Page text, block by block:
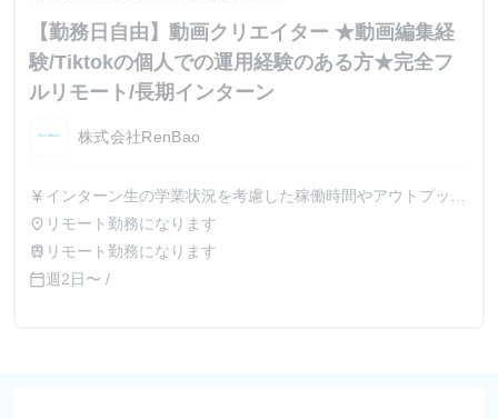
【勤務日自由】動画クリエイター ★動画編集経
験/Tiktokの個人での運用経験のある方★完全フ
ルリモート/長期インターン
株式会社RenBao
currency_yen インターン生の学業状況を考慮した稼働時間やアウトプット
に応じて採用時に給与を決定致します。面談時に詳細はお伝
えしますのでご安心ください。 ※稼働時間に対して支給す
る場合、最低賃金を下回ることはございませんのでご安心く
place リモート勤務になります
train リモート勤務になります
calendar_today週2日〜 /